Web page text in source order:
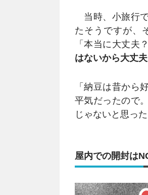
当時、小旅行
たそうですが、
「本当に大丈夫
はないから大丈夫
「納豆は昔から
平気だったので
じゃないと思った
屋内での開封は